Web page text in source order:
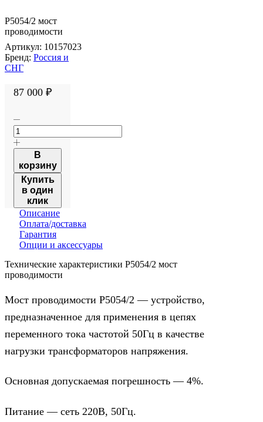
Р5054/2 мост
проводимости
Артикул: 10157023
Бренд: Россия и
СНГ
87 000 ₽
В
корзину
Купить
в один
клик
Описание
Оплата/доставка
Гарантия
Опции и аксессуары
Технические характеристики Р5054/2 мост
проводимости
Мост проводимости Р5054/2 — устройство,
предназначенное для применения в цепях
переменного тока частотой 50Гц в качестве
нагрузки трансформаторов напряжения.
Основная допускаемая погрешность — 4%.
Питание — сеть 220В, 50Гц.